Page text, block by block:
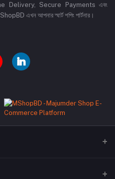
Delivery, Secure Payments এবং
এখন আপনার স্মার্ট শপিং পার্টনার।